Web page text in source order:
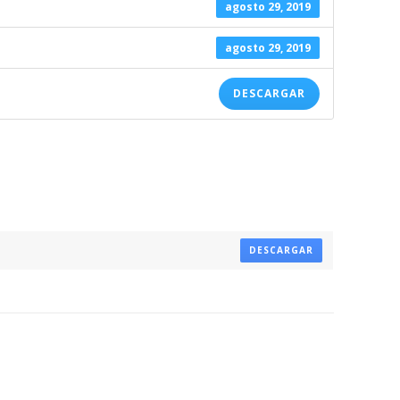
agosto 29, 2019
agosto 29, 2019
DESCARGAR
DESCARGAR